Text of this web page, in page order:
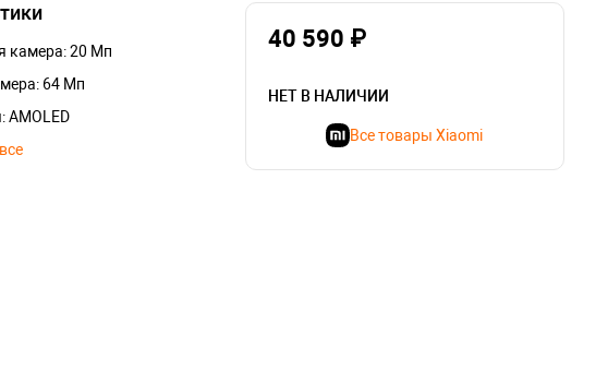
камера: 20 Мп
64 Мп
AMOLED
40 590 ₽
НЕТ В НАЛИЧИИ
Все товары Xiaomi